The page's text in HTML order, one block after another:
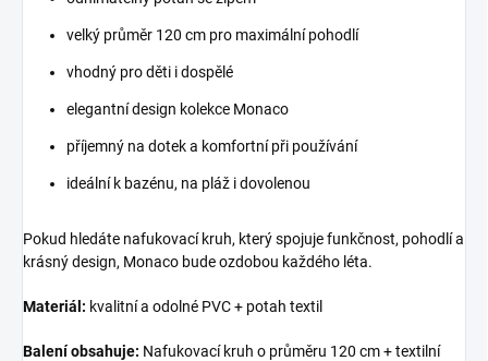
velký průměr 120 cm pro maximální pohodlí
vhodný pro děti i dospělé
elegantní design kolekce Monaco
příjemný na dotek a komfortní při používání
ideální k bazénu, na pláž i dovolenou
Pokud hledáte nafukovací kruh, který spojuje funkčnost, pohodlí a
krásný design, Monaco bude ozdobou každého léta.
Materiál: kvalitní a odolné PVC + potah textil
Balení obsahuje: Nafukovací kruh o průměru 120 cm + textilní